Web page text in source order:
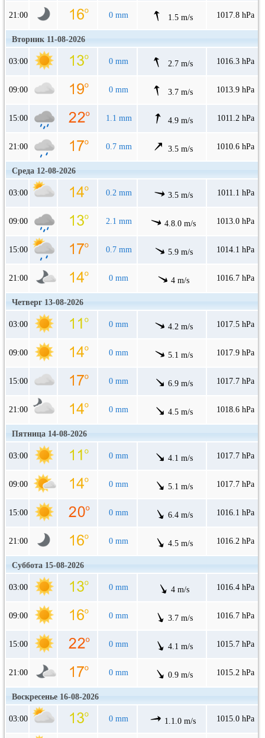
21:00 0 mm 1.5 m/s 1017.8 hPa
Вторник 11-08-2026
03:00 0 mm 2.7 m/s 1016.3 hPa
09:00 0 mm 3.7 m/s 1013.9 hPa
15:00 1.1 mm 4.9 m/s 1011.2 hPa
21:00 0.7 mm 3.5 m/s 1010.6 hPa
Среда 12-08-2026
03:00 0.2 mm 3.5 m/s 1011.1 hPa
09:00 2.1 mm 4.8.0 m/s 1013.0 hPa
15:00 0.7 mm 5.9 m/s 1014.1 hPa
21:00 0 mm 4 m/s 1016.7 hPa
Четверг 13-08-2026
03:00 0 mm 4.2 m/s 1017.5 hPa
09:00 0 mm 5.1 m/s 1017.9 hPa
15:00 0 mm 6.9 m/s 1017.7 hPa
21:00 0 mm 4.5 m/s 1018.6 hPa
Пятница 14-08-2026
03:00 0 mm 4.1 m/s 1017.7 hPa
09:00 0 mm 5.1 m/s 1017.7 hPa
15:00 0 mm 6.4 m/s 1016.1 hPa
21:00 0 mm 4.5 m/s 1016.2 hPa
Суббота 15-08-2026
03:00 0 mm 4 m/s 1016.4 hPa
09:00 0 mm 3.7 m/s 1016.7 hPa
15:00 0 mm 4.1 m/s 1015.7 hPa
21:00 0 mm 0.9 m/s 1015.2 hPa
Воскресенье 16-08-2026
03:00 0 mm 1.1.0 m/s 1015.0 hPa